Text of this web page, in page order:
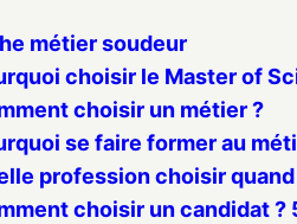
métier soudeur
choisir le Master of
choisir un métier ?
se faire former au
profession choisir quand
choisir un candidat